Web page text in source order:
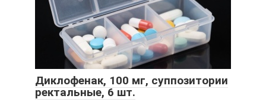
Диклофенак, 100 мг, суппозитории
ректальные, 6 шт.